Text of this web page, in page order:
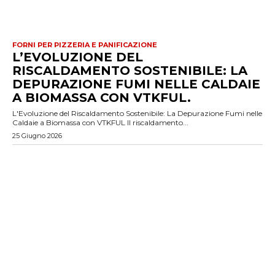
FORNI PER PIZZERIA E PANIFICAZIONE
L’EVOLUZIONE DEL
RISCALDAMENTO SOSTENIBILE: LA
DEPURAZIONE FUMI NELLE CALDAIE
A BIOMASSA CON VTKFUL.
L'Evoluzione del Riscaldamento Sostenibile: La Depurazione Fumi nelle
Caldaie a Biomassa con VTKFUL Il riscaldamento...
25 Giugno 2026